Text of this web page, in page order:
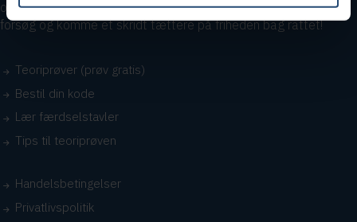
overskueligt at blive klar, så du kan klare teoriprøven i første
forsøg og komme et skridt tættere på friheden bag rattet!
Teoriprøver (prøv gratis)
Bestil din kode
Lær færdselstavler
Tips til teoriprøven
Handelsbetingelser
Privatlivspolitik